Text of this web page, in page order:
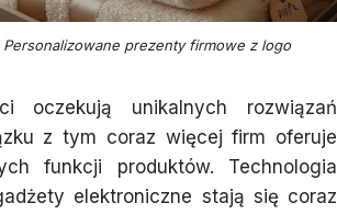
Personalizowane prezenty firmowe z logo
oczekują unikalnych rozwiązań
z tym coraz więcej firm oferuje
funkcji produktów. Technologia
elektroniczne stają się coraz